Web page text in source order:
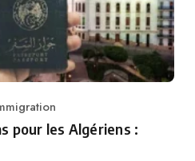
pour les Algériens :